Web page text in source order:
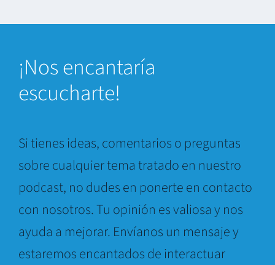
¡Nos encantaría
escucharte!
Si tienes ideas, comentarios o preguntas
sobre cualquier tema tratado en nuestro
podcast, no dudes en ponerte en contacto
con nosotros. Tu opinión es valiosa y nos
ayuda a mejorar. Envíanos un mensaje y
estaremos encantados de interactuar